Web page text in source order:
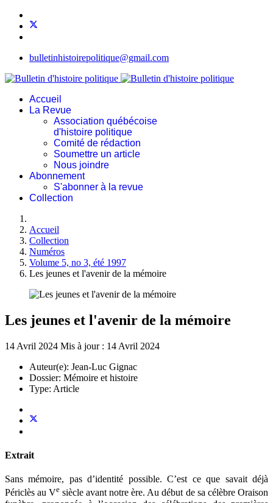
bulletinhistoirepolitique@gmail.com
Accueil
La Revue
Association québécoise
d'histoire politique
Comité de rédaction
Soumettre un article
Nous joindre
Abonnement
S'abonner à la revue
Collection
Accueil
Collection
Numéros
Volume 5, no 3, été 1997
Les jeunes et l'avenir de la mémoire
Les jeunes et l'avenir de la mémoire
14 Avril 2024 Mis à jour : 14 Avril 2024
Auteur(e): Jean-Luc Gignac
Dossier: Mémoire et histoire
Type: Article
Extrait
Sans mémoire, pas d’identité possible. C’est ce que savait déjà
Périclès au Ve siècle avant notre ère. Au début de sa célèbre Oraison